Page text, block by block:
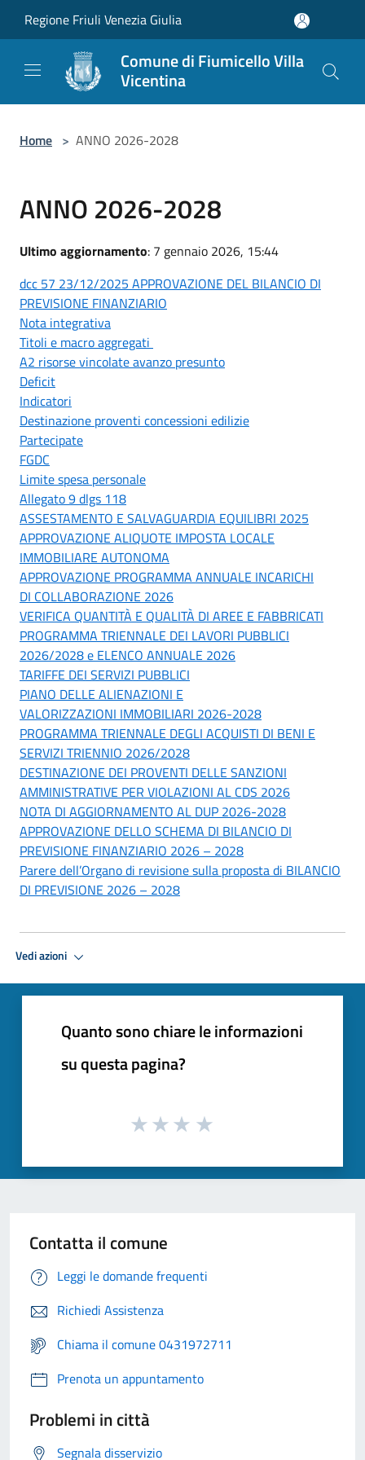
Regione Friuli Venezia Giulia
Comune di Fiumicello Villa
Vicentina
Home > ANNO 2026-2028
ANNO 2026-2028
Ultimo aggiornamento: 7 gennaio 2026, 15:44
dcc 57 23/12/2025 APPROVAZIONE DEL BILANCIO DI
PREVISIONE FINANZIARIO
Nota integrativa
Titoli e macro aggregati
A2 risorse vincolate avanzo presunto
Deficit
Indicatori
Destinazione proventi concessioni edilizie
Partecipate
FGDC
Limite spesa personale
Allegato 9 dlgs 118
ASSESTAMENTO E SALVAGUARDIA EQUILIBRI 2025
APPROVAZIONE ALIQUOTE IMPOSTA LOCALE
IMMOBILIARE AUTONOMA
APPROVAZIONE PROGRAMMA ANNUALE INCARICHI
DI COLLABORAZIONE 2026
VERIFICA QUANTITÀ E QUALITÀ DI AREE E FABBRICATI
PROGRAMMA TRIENNALE DEI LAVORI PUBBLICI
2026/2028 e ELENCO ANNUALE 2026
TARIFFE DEI SERVIZI PUBBLICI
PIANO DELLE ALIENAZIONI E
VALORIZZAZIONI IMMOBILIARI 2026-2028
PROGRAMMA TRIENNALE DEGLI ACQUISTI DI BENI E
SERVIZI TRIENNIO 2026/2028
DESTINAZIONE DEI PROVENTI DELLE SANZIONI
AMMINISTRATIVE PER VIOLAZIONI AL CDS 2026
NOTA DI AGGIORNAMENTO AL DUP 2026-2028
APPROVAZIONE DELLO SCHEMA DI BILANCIO DI
PREVISIONE FINANZIARIO 2026 – 2028
Parere dell’Organo di revisione sulla proposta di BILANCIO
DI PREVISIONE 2026 – 2028
Vedi azioni
Quanto sono chiare le informazioni
su questa pagina?
Contatta il comune
Leggi le domande frequenti
Richiedi Assistenza
Chiama il comune 0431972711
Prenota un appuntamento
Problemi in città
Segnala disservizio